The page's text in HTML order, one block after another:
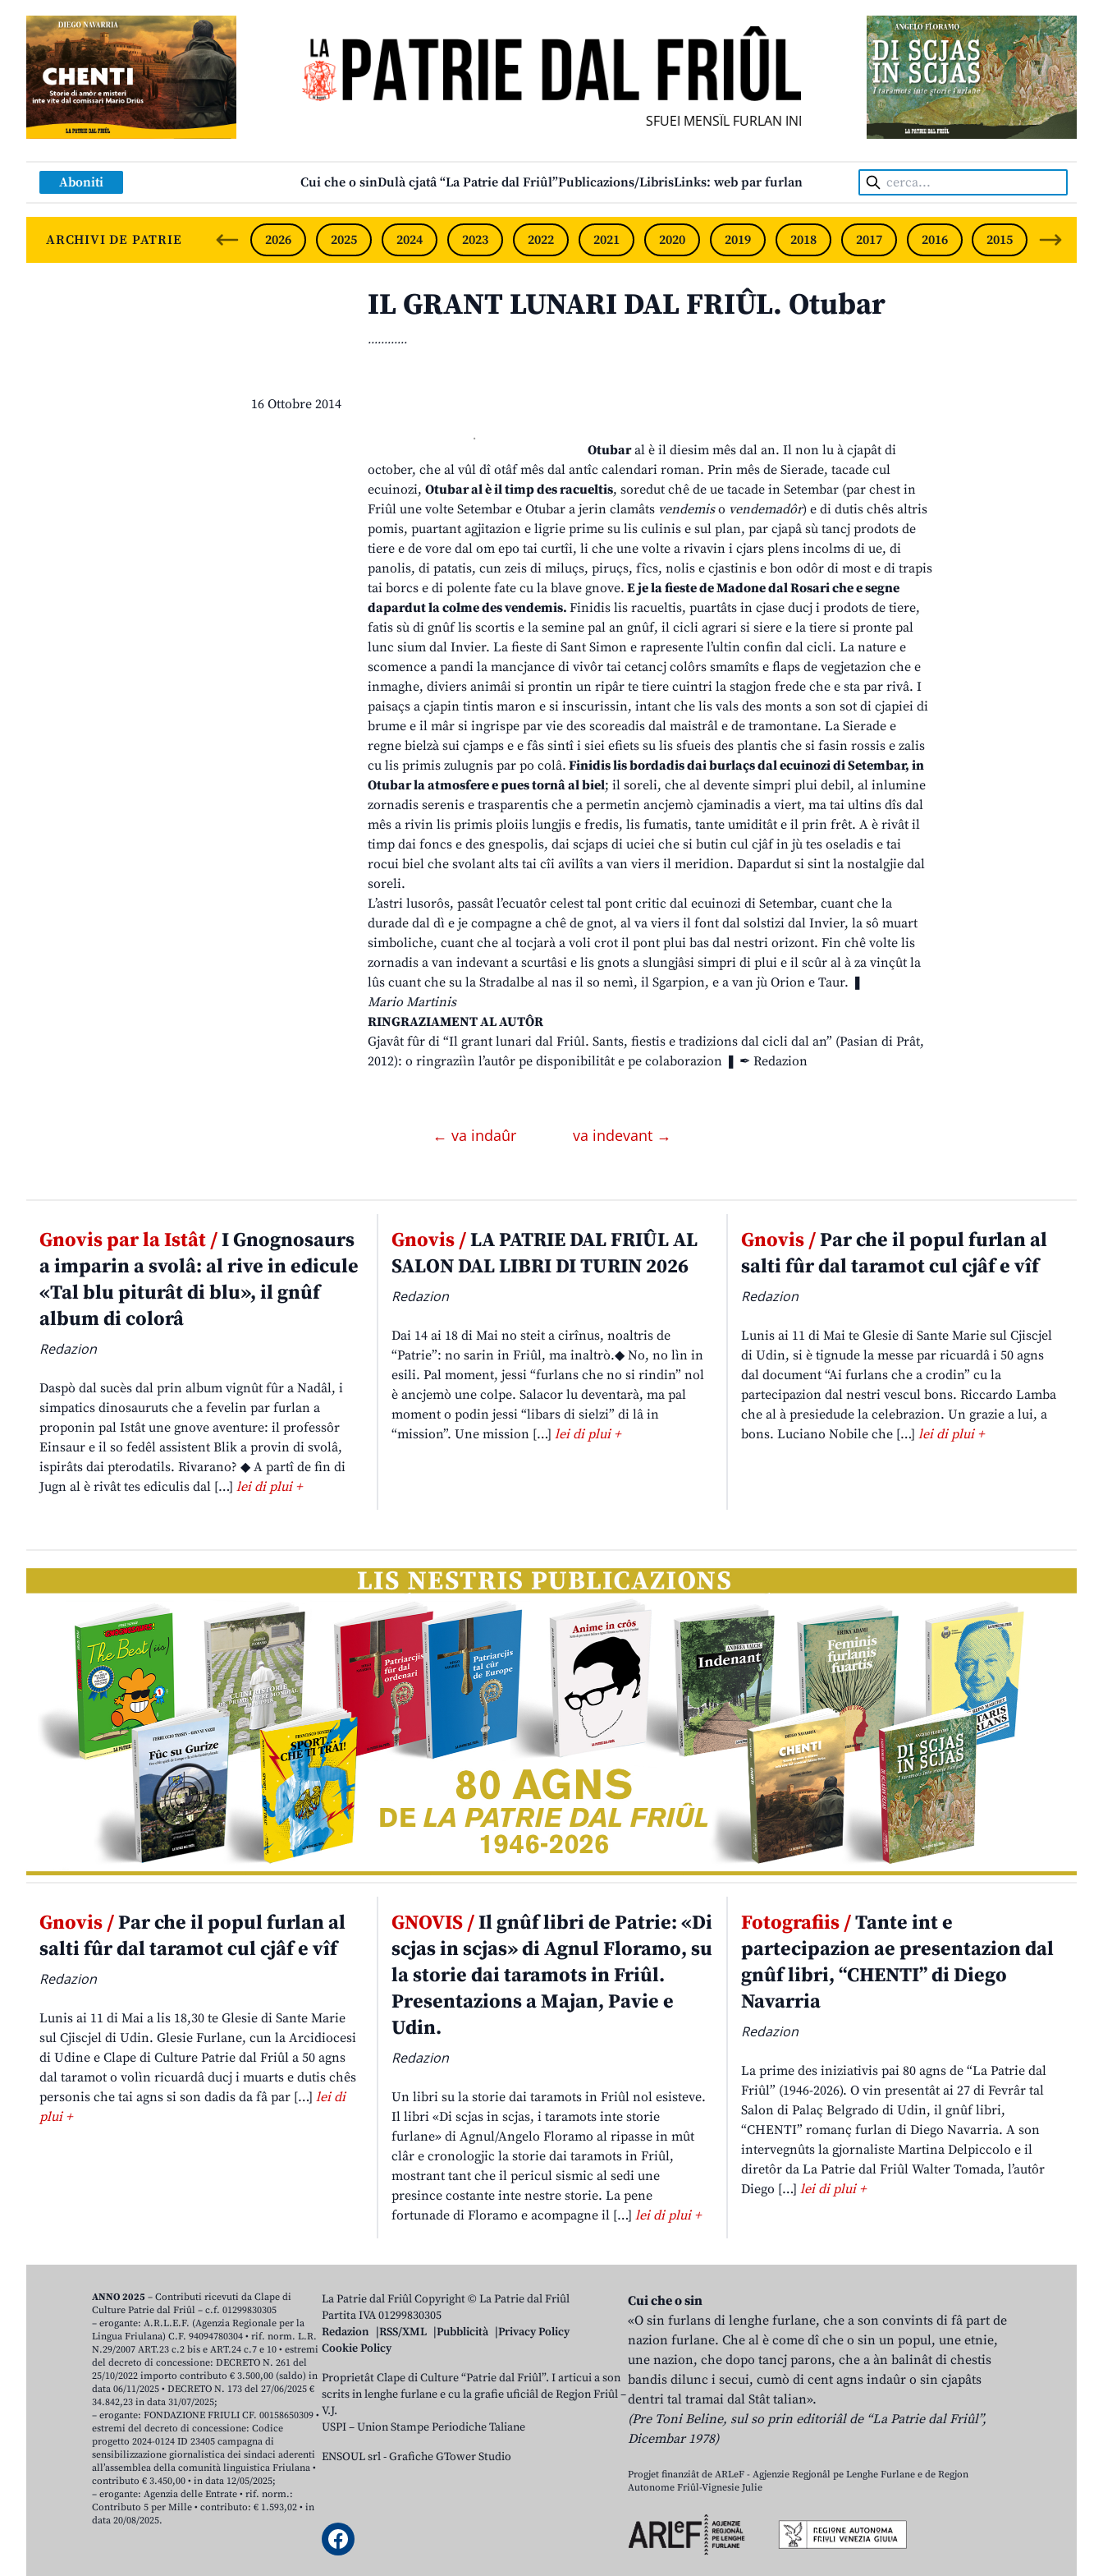
SFUEI MENSÎL FURLAN INDIPENDENT • INDEPENDENT FRIULIAN MONTHLY
Aboniti Cui che o sinDulà cjatâ “La Patrie dal Friûl”Publicazions/LibrisLinks: web par furlan Cerca:
ARCHIVI DE PATRIE 2026 2025 2024 2023 2022 2021 2020 2019 2018 2017 2016 2015 2014
IL GRANT LUNARI DAL FRIÛL. Otubar
............
16 Ottobre 2014
.
Otubaral è il diesim mês dal an. Il non lu à cjapât di
october, che al vûl dî otâf mês dal antîc calendari roman. Prin mês de Sierade, tacade cul
ecuinozi, Otubar al è il timp des racueltis, soredut chê de ue tacade in Setembar (par chest in
Friûl une volte Setembar e Otubar a jerin clamâts vendemiso vendemadôr) e di dutis chês altris
pomis, puartant agjitazion e ligrie prime su lis culinis e sul plan, par cjapâ sù tancj prodots de
tiere e de vore dal om epo tai curtîi, li che une volte a rivavin i cjars plens incolms di ue, di
panolis, di patatis, cun zeis di miluçs, piruçs, fîcs, nolis e cjastinis e bon odôr di most e di trapis
tai borcs e di polente fate cu la blave gnove. E je la fieste de Madone dal Rosari che e segne
dapardut la colme des vendemis. Finidis lis racueltis, puartâts in cjase ducj i prodots de tiere,
fatis sù di gnûf lis scortis e la semine pal an gnûf, il cicli agrari si siere e la tiere si pronte pal
lunc sium dal Invier. La fieste di Sant Simon e rapresente l’ultin confin dal cicli. La nature e
scomence a pandi la mancjance di vivôr tai cetancj colôrs smamîts e flaps de vegjetazion che e
inmaghe, diviers animâi si prontin un ripâr te tiere cuintri la stagjon frede che e sta par rivâ. I
paisaçs a cjapin tintis maron e si inscurissin, intant che lis vals des monts a son sot di cjapiei di
brume e il mâr si ingrispe par vie des scoreadis dal maistrâl e de tramontane. La Sierade e
regne bielzà sui cjamps e e fâs sintî i siei efiets su lis sfueis des plantis che si fasin rossis e zalis
cu lis primis zulugnis par po colâ. Finidis lis bordadis dai burlaçs dal ecuinozi di Setembar, in
Otubar la atmosfere e pues tornâ al biel; il soreli, che al devente simpri plui debil, al inlumine
zornadis serenis e trasparentis che a permetin ancjemò cjaminadis a viert, ma tai ultins dîs dal
mês a rivin lis primis ploiis lungjis e fredis, lis fumatis, tante umiditât e il prin frêt. A è rivât il
timp dai foncs e des gnespolis, dai scjaps di uciei che si butin cul cjâf in jù tes oseladis e tai
rocui biel che svolant alts tai cîi avilîts a van viers il meridion. Dapardut si sint la nostalgjie dal
soreli.
L’astri lusorôs, passât l’ecuatôr celest tal pont critic dal ecuinozi di Setembar, cuant che la
durade dal dì e je compagne a chê de gnot, al va viers il font dal solstizi dal Invier, la sô muart
simboliche, cuant che al tocjarà a voli crot il pont plui bas dal nestri orizont. Fin chê volte lis
zornadis a van indevant a scurtâsi e lis gnots a slungjâsi simpri di plui e il scûr al à za vinçût la
lûs cuant che su la Stradalbe al nas il so nemì, il Sgarpion, e a van jù Orion e Taur. ❚
Mario Martinis
RINGRAZIAMENT AL AUTÔR
Gjavât fûr di “Il grant lunari dal Friûl. Sants, fiestis e tradizions dal cicli dal an” (Pasian di Prât,
2012): o ringraziìn l’autôr pe disponibilitât e pe colaborazion ❚ ✒ Redazion
← va indaûr va indevant →
Gnovis par la Istât /I Gnognosaurs
a imparin a svolâ: al rive in edicule
«Tal blu piturât di blu», il gnûf
album di colorâ
Redazion
Daspò dal sucès dal prin album vignût fûr a Nadâl, i
simpatics dinosauruts che a fevelin par furlan a
proponin pal Istât une gnove aventure: il professôr
Einsaur e il so fedêl assistent Blik a provin di svolâ,
ispirâts dai pterodatils. Rivarano? ◆ A partî de fin di
Jugn al è rivât tes ediculis dal […] lei di plui +
Gnovis /LA PATRIE DAL FRIÛL AL
SALON DAL LIBRI DI TURIN 2026
Redazion
Dai 14 ai 18 di Mai no steit a cirînus, noaltris de
“Patrie”: no sarin in Friûl, ma inaltrò.◆ No, no lìn in
esili. Pal moment, jessi “furlans che no si rindin” nol
è ancjemò une colpe. Salacor lu deventarà, ma pal
moment o podin jessi “libars di sielzi” di lâ in
“mission”. Une mission […] lei di plui +
Gnovis /Par che il popul furlan al
salti fûr dal taramot cul cjâf e vîf
Redazion
Lunis ai 11 di Mai te Glesie di Sante Marie sul Cjiscjel
di Udin, si è tignude la messe par ricuardâ i 50 agns
dal document “Ai furlans che a crodin” cu la
partecipazion dal nestri vescul bons. Riccardo Lamba
che al à presiedude la celebrazion. Un grazie a lui, a
bons. Luciano Nobile che […]lei di plui +
Gnovis /Par che il popul furlan al
salti fûr dal taramot cul cjâf e vîf
Redazion
Lunis ai 11 di Mai a lis 18,30 te Glesie di Sante Marie
sul Cjiscjel di Udin. Glesie Furlane, cun la Arcidiocesi
di Udine e Clape di Culture Patrie dal Friûl a 50 agns
dal taramot o volìn ricuardâ ducj i muarts e dutis chês
personis che tai agns si son dadis da fâ par […] lei di
plui +
GNOVIS /Il gnûf libri de Patrie: «Di
scjas in scjas» di Agnul Floramo, su
la storie dai taramots in Friûl.
Presentazions a Majan, Pavie e
Udin.
Redazion
Un libri su la storie dai taramots in Friûl nol esisteve.
Il libri «Di scjas in scjas, i taramots inte storie
furlane» di Agnul/Angelo Floramo al ripasse in mût
clâr e cronologjic la storie dai taramots in Friûl,
mostrant tant che il pericul sismic al sedi une
presince costante inte nestre storie. La pene
fortunade di Floramo e acompagne il […] lei di plui +
Fotografiis /Tante int e
partecipazion ae presentazion dal
gnûf libri, “CHENTI” di Diego
Navarria
Redazion
La prime des iniziativis pai 80 agns de “La Patrie dal
Friûl” (1946-2026). O vin presentât ai 27 di Fevrâr tal
Salon di Palaç Belgrado di Udin, il gnûf libri,
“CHENTI” romanç furlan di Diego Navarria. A son
intervegnûts la gjornaliste Martina Delpiccolo e il
diretôr da La Patrie dal Friûl Walter Tomada, l’autôr
Diego […]lei di plui +
La Patrie dal Friûl Copyright © La Patrie dal Friûl
Partita IVA 01299830305
Redazion
RSS/XML Pubblicità
Privacy Policy
Cookie Policy
Proprietât Clape di Culture “Patrie dal Friûl”. I articui a son
scrits in lenghe furlane e cu la grafie uficiâl de Regjon Friûl –
V.J.
USPI – Union Stampe Periodiche Taliane
ENSOUL srl-Grafiche GTower Studio
Cui che o sin
«O sin furlans di lenghe furlane, che a son convints di fâ part de
nazion furlane. Che al è come dî che o sin un popul, une etnie,
une nazion, che dopo tancj parons, che a àn balinât di chestis
bandis dilunc i secui, cumò di cent agns indaûr o sin cjapâts
dentri tal tramai dal Stât talian».
(Pre Toni Beline, sul so prin editoriâl de “La Patrie dal Friûl”,
Dicembar 1978)
Progjet finanziât de ARLeF - Agjenzie Regjonâl pe Lenghe Furlane e de Regjon
Autonome Friûl-Vignesie Julie
ANNO 2025 – Contributi ricevuti da Clape di
Culture Patrie dal Friûl – c.f. 01299830305
– erogante: A.R.L.E.F. (Agenzia Regionale per la
Lingua Friulana) C.F. 94094780304 • rif. norm. L.R.
N.29/2007 ART.23 c.2 bis e ART.24 c.7 e 10 • estremi
del decreto di concessione: DECRETO N. 261 del
25/10/2022 importo contributo € 3.500,00 (saldo) in
data 06/11/2025 • DECRETO N. 173 del 27/06/2025 €
34.842,23 in data 31/07/2025;
– erogante: FONDAZIONE FRIULI CF. 00158650309 •
estremi del decreto di concessione: Codice
progetto 2024-0124 ID 23405 campagna di
sensibilizzazione giornalistica dei sindaci aderenti
all’assemblea della comunità linguistica Friulana •
contributo € 3.450,00 • in data 12/05/2025;
– erogante: Agenzia delle Entrate • rif. norm.:
Contributo 5 per Mille • contributo: € 1.593,02 • in
data 20/08/2025.